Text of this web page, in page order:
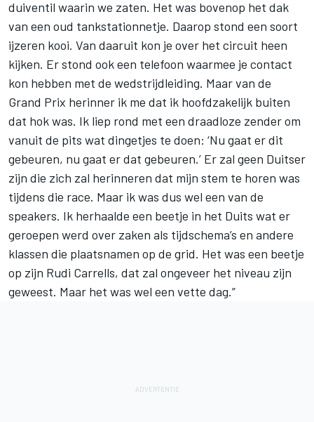
duiventil waarin we zaten. Het was bovenop het dak
van een oud tankstationnetje. Daarop stond een soort
ijzeren kooi. Van daaruit kon je over het circuit heen
kijken. Er stond ook een telefoon waarmee je contact
kon hebben met de wedstrijdleiding. Maar van de
Grand Prix herinner ik me dat ik hoofdzakelijk buiten
dat hok was. Ik liep rond met een draadloze zender om
vanuit de pits wat dingetjes te doen: ‘Nu gaat er dit
gebeuren, nu gaat er dat gebeuren.’ Er zal geen Duitser
zijn die zich zal herinneren dat mijn stem te horen was
tijdens die race. Maar ik was dus wel een van de
speakers. Ik herhaalde een beetje in het Duits wat er
geroepen werd over zaken als tijdschema’s en andere
klassen die plaatsnamen op de grid. Het was een beetje
op zijn Rudi Carrells, dat zal ongeveer het niveau zijn
geweest. Maar het was wel een vette dag.”